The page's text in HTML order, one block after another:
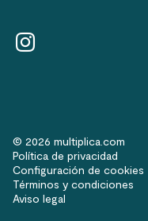
© 2026 multiplica.com
Política de privacidad
Configuración de cookies
Términos y condiciones
Aviso legal